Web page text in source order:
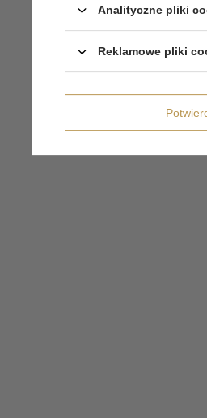
Analityczne pliki
Reklamowe pliki